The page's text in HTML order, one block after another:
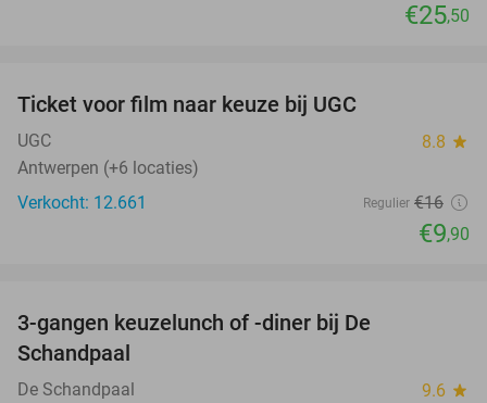
€25,50
Ticket voor film naar keuze bij UGC
UGC 8.8 star
Antwerpen (+6 locaties)
Verkocht: 12.661
Regulier €16
€9,90
3-gangen keuzelunch of -diner bij De
Schandpaal
De Schandpaal 9.6 star